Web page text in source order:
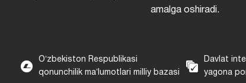
amalga oshiradi.
Oʻzbekiston Respublikasi
qonunchilik maʼlumotlari milliy bazasi
Davlat
yagona